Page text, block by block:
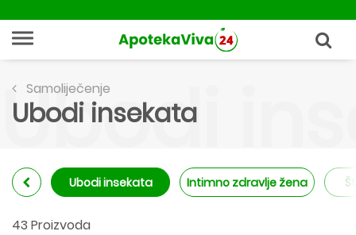
Samoliječenje
Ubodi insekata
Ubodi
Ubodi insekata Intimno zdravlje žena
43 Proizvoda